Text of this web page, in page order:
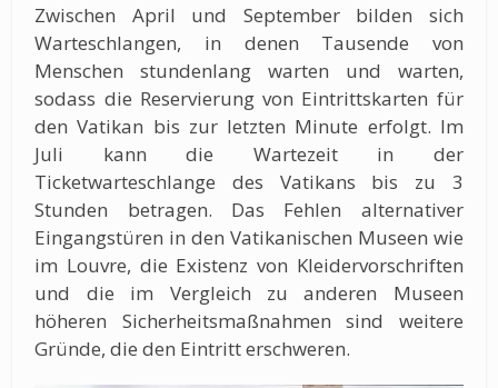
Zwischen April und September bilden sich
Warteschlangen, in denen Tausende von
Menschen stundenlang warten und warten,
sodass die Reservierung von Eintrittskarten für
den Vatikan bis zur letzten Minute erfolgt. Im
Juli kann die Wartezeit in der
Ticketwarteschlange des Vatikans bis zu 3
Stunden betragen. Das Fehlen alternativer
Eingangstüren in den Vatikanischen Museen wie
im Louvre, die Existenz von Kleidervorschriften
und die im Vergleich zu anderen Museen
höheren Sicherheitsmaßnahmen sind weitere
Gründe, die den Eintritt erschweren.